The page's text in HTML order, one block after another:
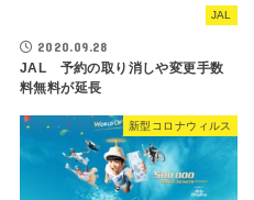
JAL
2020.09.28
JAL 予約の取り消しや変更手数
料無料が延長
新型コロナウィルス